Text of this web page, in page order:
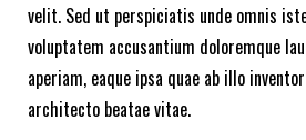
velit. Sed ut perspiciatis unde omnis
voluptatem accusantium doloremque
aperiam, eaque ipsa quae ab illo
architecto beatae vitae.